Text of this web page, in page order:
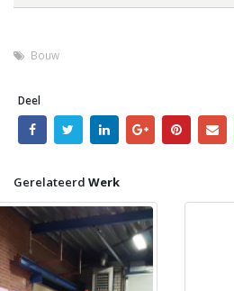
Bouw
Deel
Gerelateerd Werk